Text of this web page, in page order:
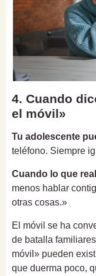
4. Cuando
el móvil»
Tu adolescente
teléfono. Siempre
Cuando lo que
menos hablar
otras cosas.»
El móvil se ha
de batalla
móvil» pueden
que duerma poco,